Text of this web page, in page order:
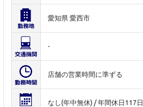
愛知県 愛西市
-
店舗の営業時間に準ずる
なし(年中無休) / 年間休日117日